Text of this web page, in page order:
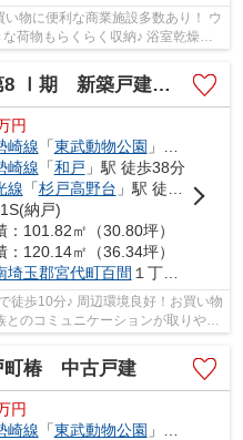
物に便利な商業施設多数あり！ ウ
荷物もらくらく収納♪ 浴室乾燥機
新築戸建 全10棟 9号棟
円
崎線 「東武動物公園 」駅 徒歩10分
崎線 「和戸 」駅 徒歩38分
線 「杉戸高野台 」駅 徒歩40分
納戸)
：101.82㎡（30.80坪）
：120.14㎡（36.34坪）
埼玉郡宮代町百間 １丁目1873-3
徒歩10分♪ 周辺環境良好！お買い物
のコミュニケーションが取りやす
町椿 中古戸建
円
崎線 「東武動物公園 」駅 徒歩77分